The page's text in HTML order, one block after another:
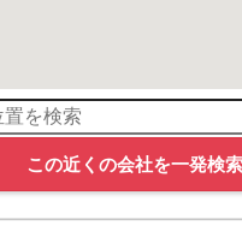
この近くの会社を一発検索